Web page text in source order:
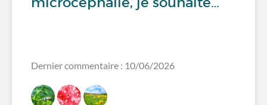
Dernier commentaire : 10/06/2026